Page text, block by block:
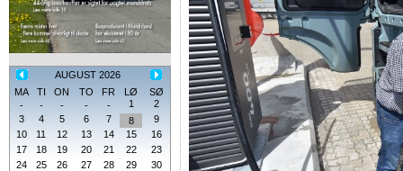
AUGUST 2026
MA
TI ON TO FR LØ
SØ
-
- - - - 1
2
3
4 5 6 7 8
9
10
11 12 13 14 15
16
17
18 19 20 21 22
23
24
25 26 27 28 29
30